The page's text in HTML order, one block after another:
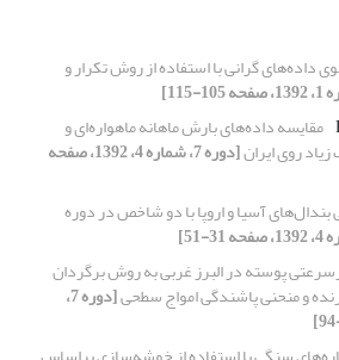
داده‌های گرانی با استفاده از روش تکرار و
مقایسه داده‌‌های بارش ماهانه ماهواره‌‌ای و
روی ایران [دوره 7، شماره 4، 1392، صفحه
آسیا و اروپا با دو شاخص در دوره
پوسته در البرز غربی به روش برگردان
و منحنی پاشندگی امواج سطحی [دوره 7،